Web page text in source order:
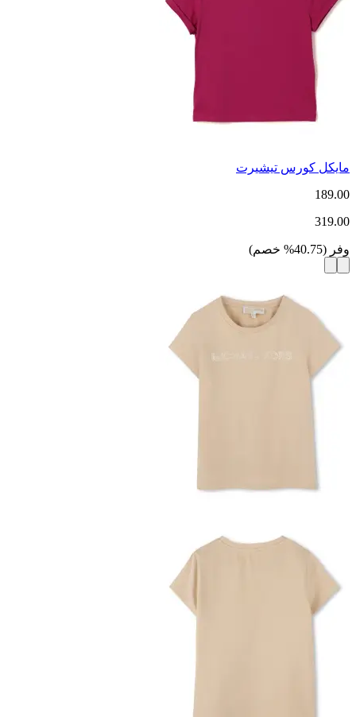
مايكل كورس تيشيرت
189.00
319.00
وفر (
40.75
% خصم)